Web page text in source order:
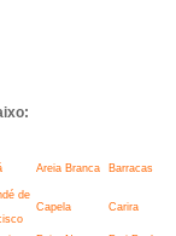
Areia Branca Barracas
de
Capela Carira